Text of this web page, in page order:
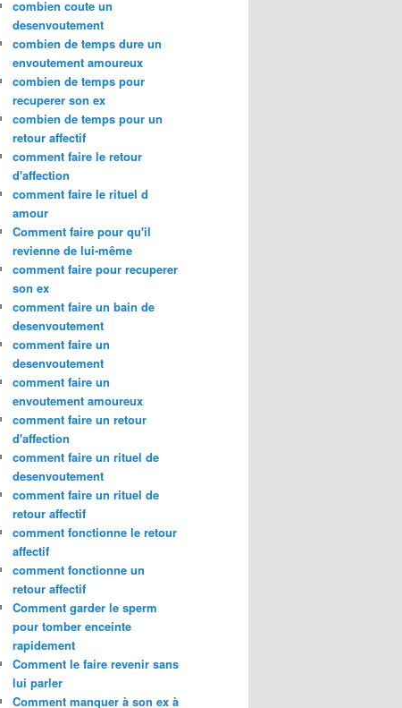
combien coute un
desenvoutement
combien de temps dure un
envoutement amoureux
combien de temps pour
recuperer son ex
combien de temps pour un
retour affectif
comment faire le retour
d'affection
comment faire le rituel d
amour
Comment faire pour qu'il
revienne de lui-même
comment faire pour recuperer
son ex
comment faire un bain de
desenvoutement
comment faire un
desenvoutement
comment faire un
envoutement amoureux
comment faire un retour
d'affection
comment faire un rituel de
desenvoutement
comment faire un rituel de
retour affectif
comment fonctionne le retour
affectif
comment fonctionne un
retour affectif
Comment garder le sperm
pour tomber enceinte
rapidement
Comment le faire revenir sans
lui parler
Comment manquer à son ex à